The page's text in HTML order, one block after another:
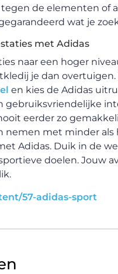
de elementen of
wat je
met Adidas
naar een hoger
je dan
en kies de Adidas
gebruiksvriendelijke
eerder zo
nemen met minder
Adidas. Duik in de
doelen. Jouw
57-adidas-sport